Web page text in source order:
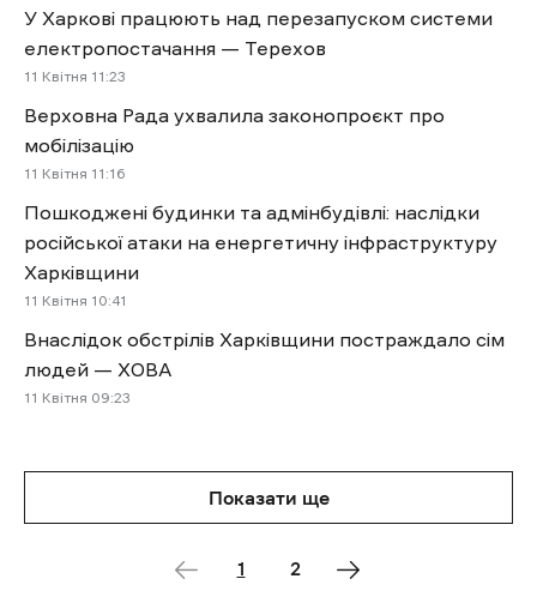
У Харкові працюють над перезапуском системи
електропостачання — Терехов
11 Квітня 11:23
Верховна Рада ухвалила законопроєкт про
мобілізацію
11 Квітня 11:16
Пошкоджені будинки та адмінбудівлі: наслідки
російської атаки на енергетичну інфраструктуру
Харківщини
11 Квітня 10:41
Внаслідок обстрілів Харківщини постраждало сім
людей — ХОВА
11 Квітня 09:23
Показати ще
1 2